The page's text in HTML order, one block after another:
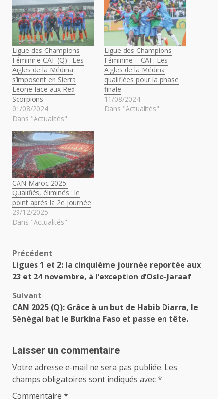
Ligue des Champions
Féminine CAF (Q) : Les
Aigles de la Médina
s’imposent en Sierra
Léone face aux Red
Scorpions
01/08/2024
Dans "Actualités"
Ligue des Champions
Féminine – CAF: Les
Aigles de la Médina
qualifiées pour la phase
finale
11/08/2024
Dans "Actualités"
CAN Maroc 2025:
Qualifiés, éliminés : le
point après la 2e journée
29/12/2025
Dans "Actualités"
Navigation
d’article
Précédent
Ligues 1 et 2: la cinquième journée reportée aux
23 et 24 novembre, à l’exception d’Oslo-Jaraaf
Suivant
CAN 2025 (Q): Grâce à un but de Habib Diarra, le
Sénégal bat le Burkina Faso et passe en tête.
Laisser un commentaire
Votre adresse e-mail ne sera pas publiée. Les
champs obligatoires sont indiqués avec*
Commentaire *